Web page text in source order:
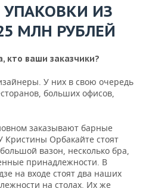
ИЗ
МЛН РУБЛЕЙ
кто ваши заказчики?
У них в свою очередь
больших офисов,
заказывают барные
Кристины Орбакайте стоят
вазон, несколько бра,
принадлежности. В
на входе стоят два наших
на столах. Их же